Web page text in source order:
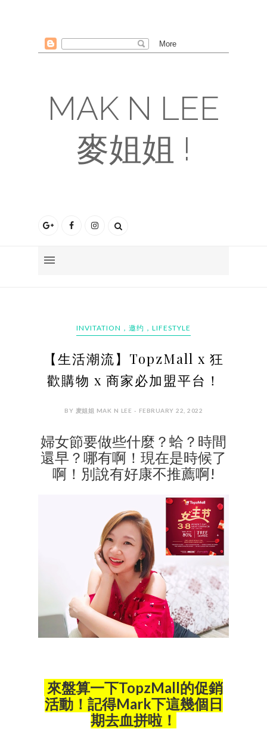
MAK N LEE
麥姐姐 !
INVITATION，邀约，LIFESTYLE
【生活潮流】TopzMall x 狂
歡購物 x 商家必加盟平台！
BY 麦姐姐 MAK N LEE - FEBRUARY 22, 2022
婦女節要做些什麼？蛤？時間
還早？哪有啊！現在是時候了
啊！別說有好康不推薦啊!
來盤算一下TopzMall的促銷
活動！記得Mark下這幾個日
期去血拼啦！